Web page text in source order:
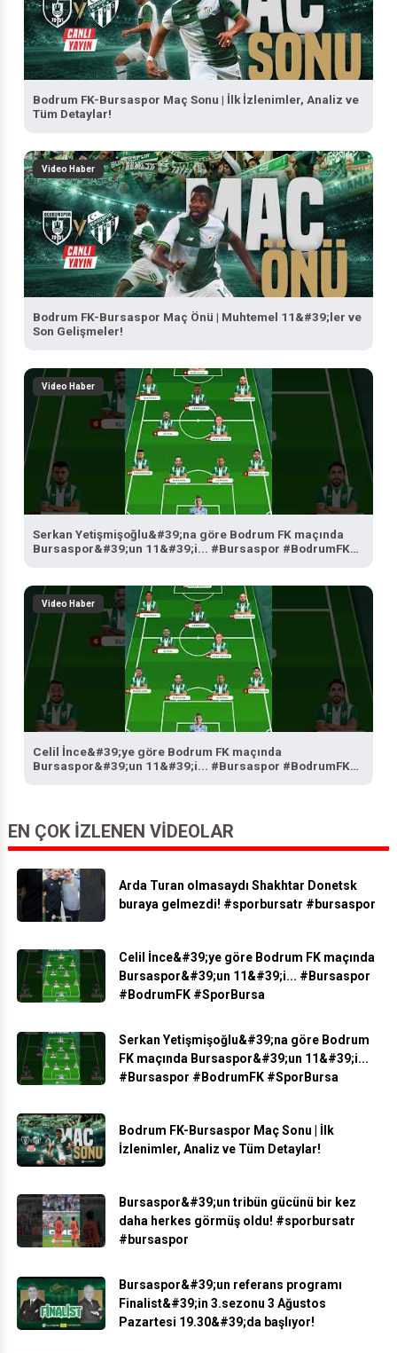
Bodrum FK-Bursaspor Maç Sonu | İlk İzlenimler, Analiz ve
Tüm Detaylar!
Video Haber
Bodrum FK-Bursaspor Maç Önü | Muhtemel 11&#39;ler ve
Son Gelişmeler!
Video Haber
Serkan Yetişmişoğlu&#39;na göre Bodrum FK maçında
Bursaspor&#39;un 11&#39;i... #Bursaspor #BodrumFK
Video Haber
Celil İnce&#39;ye göre Bodrum FK maçında
Bursaspor&#39;un 11&#39;i... #Bursaspor #BodrumFK
EN ÇOK İZLENEN VIDEOLAR
Arda Turan olmasaydı Shakhtar Donetsk
buraya gelmezdi! #sporbursatr #bursaspor
Celil İnce&#39;ye göre Bodrum FK maçında
Bursaspor&#39;un 11&#39;i... #Bursaspor
#BodrumFK #SporBursa
Serkan Yetişmişoğlu&#39;na göre Bodrum
FK maçında Bursaspor&#39;un 11&#39;i...
#Bursaspor #BodrumFK #SporBursa
Bodrum FK-Bursaspor Maç Sonu | İlk
İzlenimler, Analiz ve Tüm Detaylar!
Bursaspor&#39;un tribün gücünü bir kez
daha herkes görmüş oldu! #sporbursatr
#bursaspor
Bursaspor&#39;un referans programı
Finalist&#39;in 3.sezonu 3 Ağustos
Pazartesi 19.30&#39;da başlıyor!